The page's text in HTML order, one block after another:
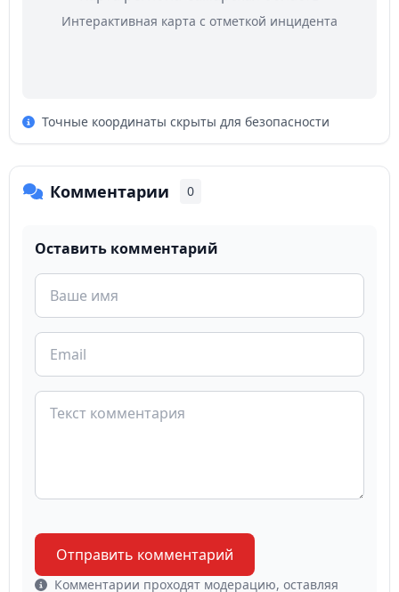
Интерактивная карта с отметкой инцидента
Точные координаты скрыты для безопасности
Комментарии 0
Оставить комментарий
Отправить комментарий
Комментарии проходят модерацию, оставляя